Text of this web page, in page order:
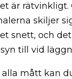
är rätvinkligt.
skiljer
snett, och
till vid
alla mått kan